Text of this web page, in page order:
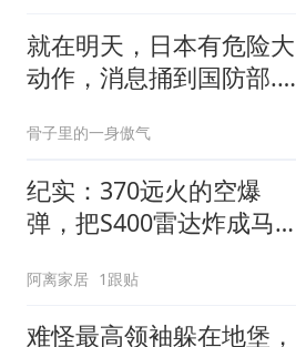
就在明天，日本有危险大
动作，消息捅到国防部.中
骨子里的一身傲气
纪实：370远火的空爆
弹，把S400雷达炸成马蜂
了
阿离家居 1跟贴
难怪最高领袖躲在地堡，